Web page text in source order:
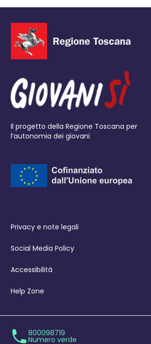
Il progetto della Regione Toscana per
l’autonomia dei giovani
Privacy e note legali
Social Media Policy
Accessibilità
Help Zone
800098719
Numero verde